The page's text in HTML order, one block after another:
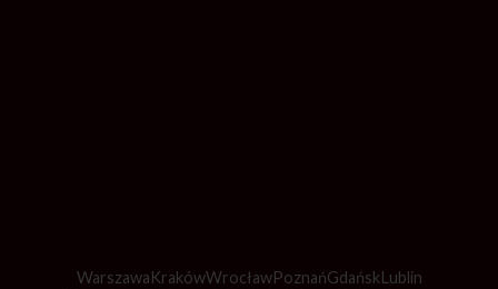
WarszawaKrakówWrocławPoznańGdańskLublin